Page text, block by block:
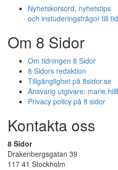
Nyhetskorsord, nyhetstips
och instuderingsfrågor till
Om 8 Sidor
Om tidningen 8 Sidor
8 Sidors redaktion
Tillgänglighet på 8sidor.se
Ansvarig utgivare:
Privacy policy på 8 sidor
Kontakta oss
8 Sidor
Drakenbergsgatan 39
117 41 Stockholm